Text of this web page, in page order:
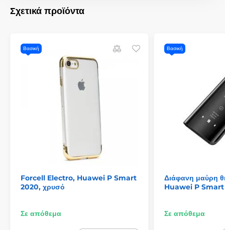
Το 5D σκληρυμένο γυαλί για Huawei P Smart 2020 είναι
πολυστρωματικό και
Χωρίς δακτυλικά αποτυπώματα
Αυτό το 5D σκληρυμένο γυαλί για Huawei P Smart 2020
διαθέτει ειδική ελαιοφοβική επίστρωση που
. Η οθόνη του smartphone σας θα παραμένει
χωρίς δακτυλικά αποτυπώματα και ακαθαρσίες
συνήθως προσκολλώνται σε αυτήν.
*Οι εικόνες έχουν μόνο ενδεικτικό χαρακτήρα.
Η εφαρμογή είναι εύκολη για όλους
σκληρυμένου γυαλιού είναι η πολύ εύκολη εφαρμογήτου.
Χάρη στοσετ εφαρμογής
, η τοποθέτησή του στην οθόνη του
Τέλεια πρόσφυση
Σχετικά προϊόντα
Βασική
Forcell Electro, Huawei P Smart
2020, χρυσό
Σε απόθεμα
Βασική
Διάφανη μαύρη
Huawei P
Σε απόθεμα